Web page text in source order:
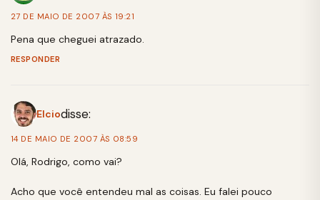
27 DE MAIO DE 2007 ÀS 19:21
Pena que cheguei atrazado.
RESPONDER
Elciodisse:
14 DE MAIO DE 2007 ÀS 08:59
Olá, Rodrigo, como vai?
Acho que você entendeu mal as coisas. Eu falei pouco